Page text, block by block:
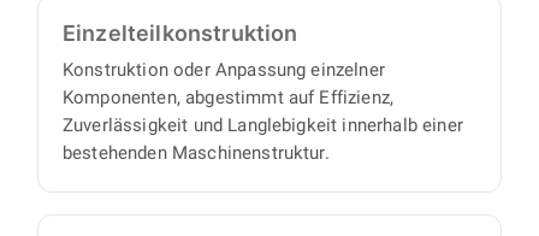
Einzelteil­konstruktion
Konstruktion oder Anpassung einzelner
Komponenten, abgestimmt auf Effizienz,
Zuverlässigkeit und Langlebigkeit innerhalb einer
bestehenden Maschinenstruktur.